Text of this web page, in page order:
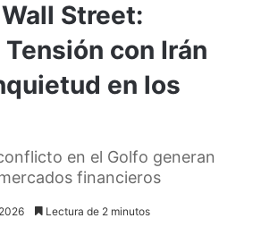
Street:
con Irán
en los
en el Golfo generan
financieros
Lectura de 2 minutos